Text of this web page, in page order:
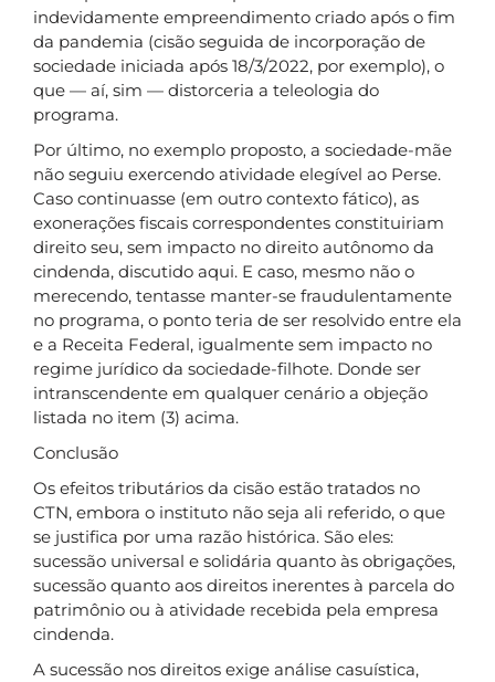
indevidamente empreendimento criado após o fim
da pandemia (cisão seguida de incorporação de
sociedade iniciada após 18/3/2022, por exemplo), o
que — aí, sim — distorceria a teleologia do
programa.
Por último, no exemplo proposto, a sociedade-mãe
não seguiu exercendo atividade elegível ao Perse.
Caso continuasse (em outro contexto fático), as
exonerações fiscais correspondentes constituiriam
direito seu, sem impacto no direito autônomo da
cindenda, discutido aqui. E caso, mesmo não o
merecendo, tentasse manter-se fraudulentamente
no programa, o ponto teria de ser resolvido entre ela
e a Receita Federal, igualmente sem impacto no
regime jurídico da sociedade-filhote. Donde ser
intranscendente em qualquer cenário a objeção
listada no item (3) acima.
Conclusão
Os efeitos tributários da cisão estão tratados no
CTN, embora o instituto não seja ali referido, o que
se justifica por uma razão histórica. São eles:
sucessão universal e solidária quanto às obrigações,
sucessão quanto aos direitos inerentes à parcela do
patrimônio ou à atividade recebida pela empresa
cindenda.
A sucessão nos direitos exige análise casuística,